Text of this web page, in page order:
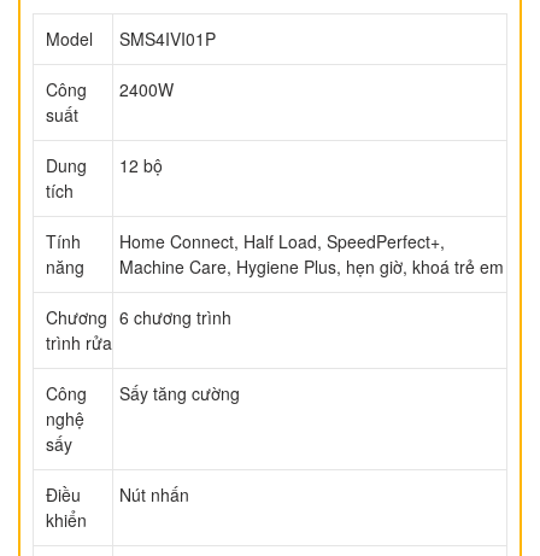
Model SMS4IVI01P
Công
suất
2400W
Dung
tích
12 bộ
Tính
năng
Home Connect, Half Load, SpeedPerfect+,
Machine Care, Hygiene Plus, hẹn giờ, khoá trẻ em
Chương
trình rửa
6 chương trình
Công
nghệ
sấy
Sấy tăng cường
Điều
khiển
Nút nhấn